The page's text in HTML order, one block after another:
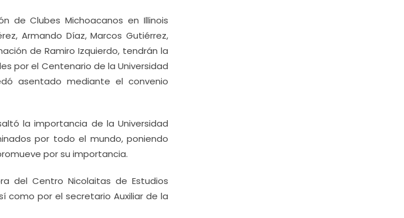
de Clubes Michoacanos en Illinois
Armando Díaz, Marcos Gutiérrez,
de Ramiro Izquierdo, tendrán la
por el Centenario de la Universidad
asentado mediante el convenio
la importancia de la Universidad
por todo el mundo, poniendo
por su importancia.
del Centro Nicolaitas de Estudios
como por el secretario Auxiliar de la